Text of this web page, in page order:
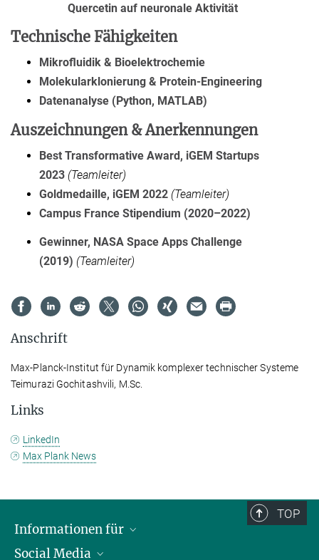
Quercetin auf neuronale Aktivität
Technische Fähigkeiten
Mikrofluidik & Bioelektrochemie
Molekularklonierung & Protein-Engineering
Datenanalyse (Python, MATLAB)
Auszeichnungen & Anerkennungen
Best Transformative Award, iGEM Startups
2023 (Teamleiter)
Goldmedaille, iGEM 2022 (Teamleiter)
Campus France Stipendium (2020–2022)
Gewinner, NASA Space Apps Challenge
(2019) (Teamleiter)
Anschrift
Max-Planck-Institut für Dynamik komplexer technischer Systeme
Teimurazi Gochitashvili, M.Sc.
Links
LinkedIn
Max Plank News
TOP
Informationen für
Wissenschaftlerinnen und Wissenschaftler
Social Media